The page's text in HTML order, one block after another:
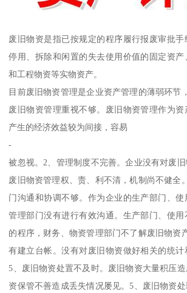
废旧物资是指已按规定的程序履行报废审批
停用、拆除和闲置的失去使用价值的固定资
和工程物资等实物资产。
目前废旧物资管理是企业资产管理的薄弱环节
废旧物资管理重视不够。废旧物资管理作为资
产生的经济效益较为间接，容易
-
被忽视。2、管理制度不完善。企业没有对废旧
废旧物资管理权、责、利不清，机制尚不健全
门沟通和协调不够。作为企业的生产部门、
管理部门没有进行有效沟通。生产部门、使
的程序，财务、物资管理部门不了解废旧物资
有建立台帐。没有对废旧物资做好相关的统计
5、废旧物资处置不及时。废旧物资大量积压
资保管不善造成丢失情况屡见。5、废旧物资